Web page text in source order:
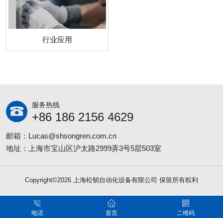
行业应用
服务热线
+86 186 2156 4629
邮箱：Lucas@shsongren.com.cn
地址：上海市宝山区沪太路2999弄3号5层503室
Copyright©2026 上海松韧自动化设备有限公司 保留所有权利
电话 首页 二维码